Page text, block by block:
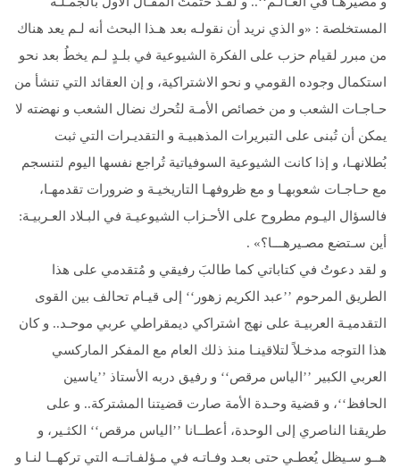
المستخلصة : «و الذي نريد أن نقولـه بعد هـذا البحث أنه لـم يعد هناك
من مبرر لقيام حزب على الفكرة الشيوعية في بلـدٍ لـم يخطُ بعد نحو
استكمال وجوده القومي و نحو الاشتراكية، و إن العقائد التي تنشأ من
حـاجـات الشعب و من خصائص الأمـة لتُحرك نضال الشعب و نهضته لا
يمكن أن تُبنى على التبريرات المذهبيـة و التقديـرات التي ثبت
بُطلانهـا، و إذا كانت الشيوعية السوفياتية تُراجع نفسها اليوم لتنسجم
مع حـاجـات شعوبهـا و مع ظروفهـا التاريخيـة و ضرورات تقدمهـا،
فالسؤال اليـوم مطروح على الأحـزاب الشيوعيـة في البـلاد العـربيـة:
أين سـتضع مصـيرهـــا؟» .
و لقد دعوتُ في كتاباتي كما طالبَ رفيقي و مُتقدمي على هذا
الطريق المرحوم ’’عبد الكريم زهور‘‘ إلى قيـام تحالف بين القوى
التقدميـة العربيـة على نهج اشتراكي ديمقراطي عربي موحـد.. و كان
هذا التوجه مدخـلاً لتلاقينـا منذ ذلك العام مع المفكر الماركسي
العربي الكبير ’’الياس مرقص‘‘ و رفيق دربه الأستاذ ’’ياسين
الحافظ‘‘، و قضية وحـدة الأمة صارت قضيتنا المشتركة.. و على
طريقنا الناصري إلى الوحدة، أعطــانا ’’الياس مرقص‘‘ الكثـير، و
هــو سـيظل يُعطـي حتى بعـد وفـاتـه في مـؤلفـاتــه التي تركهــا لنـا و